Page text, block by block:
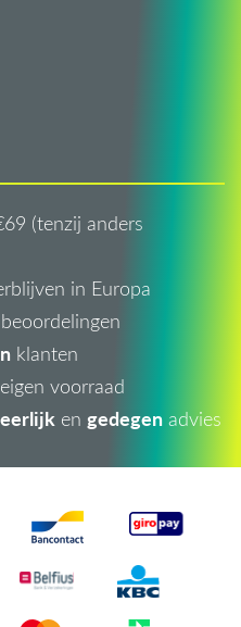
(tenzij anders
in Europa
klanten
eigen voorraad
eerlijk en gedegen advies